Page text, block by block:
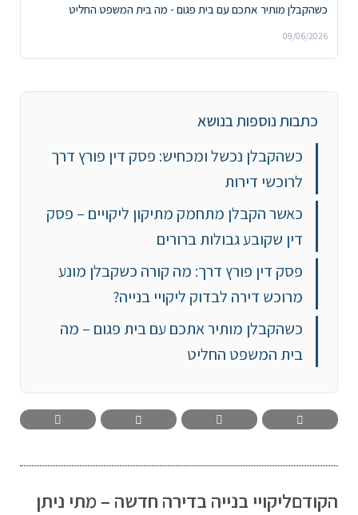
כשהקבלן מותיר אתכם עם בית פגום - מה בית המשפט החליט
09/06/2026
כתבות נוספות בנושא
כשהקבלן נכשל ומכחיש: פסק דין פורץ דרך
לרוכשי דירות
כאשר הקבלן מתחמק מתיקון ליקויים – פסק
דין שקובע גבולות ברורים
פסק דין פורץ דרך: מה קורה כשקבלן מונע
מרוכש דירה לבדוק ליקויי בנייה?
כשהקבלן מותיר אתכם עם בית פגום – מה
בית המשפט החליט
הקודםליקויי בנייה בדירה חדשה – מתי ניתן